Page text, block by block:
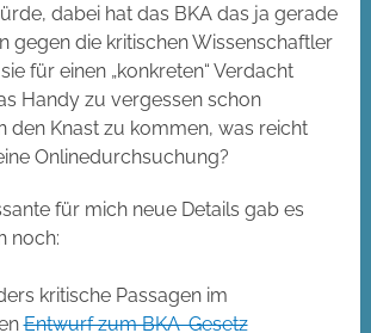
dabei hat das BKA das ja gerade
gegen die kritischen Wissenschaftler
für einen „konkreten“ Verdacht
Handy zu vergessen schon
den Knast zu kommen, was reicht
Onlinedurchsuchung?
für mich neue Details gab es
noch:
kritische Passagen im
Entwurf zum BKA-Gesetz